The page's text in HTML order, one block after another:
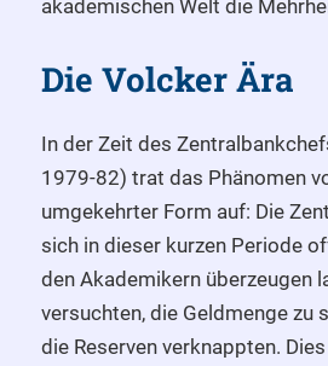
akademischen Welt die
Die Volcker Ära
In der Zeit des
1979-82) trat das Phänomen
umgekehrter Form auf: Die
sich in dieser kurzen Periode
den Akademikern überzeugen
versuchten, die Geldmenge zu
die Reserven verknappten.